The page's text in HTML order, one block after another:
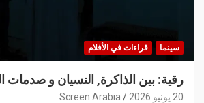
سينما قراءات في الأفلام
رقية: بين الذاكرة, النسيان و صدمات
20 يونيو 2026 Screen Arabia